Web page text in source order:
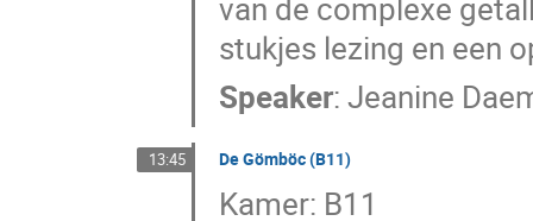
van de complexe
stukjes lezing en een
Speaker: Jeanine
13:45 De Gömböc (B11)
Kamer: B11